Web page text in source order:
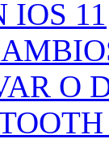
IOS 11
O